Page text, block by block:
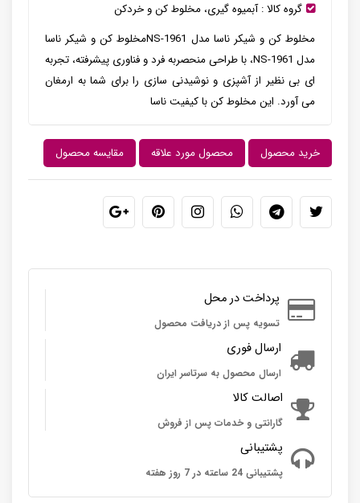
گروه کالا : آبمیوه گیری، مخلوط کن و خردکن
مخلوط کن و شیکر ناسا مدل NS-1961مخلوط کن و شیکر ناسا
مدل NS-1961، با طراحی منحصربه فرد و فناوری پیشرفته، تجربه
ای بی نظیر از آشپزی و نوشیدنی سازی را برای شما به ارمغان
می آورد. این مخلوط کن با کیفیت ناسا
خرید محصول محصول مورد علاقه مقایسه محصول
پرداخت در محل
تسویه پس از دریافت محصول
ارسال فوری
ارسال محصول به سرتاسر ایران
اصالت کالا
گارانتی و خدمات پس از فروش
پشتیبانی
پشتیبانی 24 ساعته در 7 روز هفته